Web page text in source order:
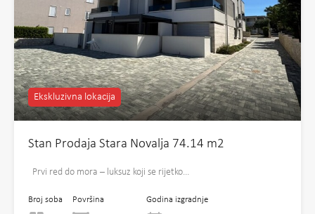
Ekskluzivna lokacija
Stan Prodaja Stara Novalja 74.14 m2
Prvi red do mora – luksuz koji se rijetko…
Broj soba Površina Godina izgradnje